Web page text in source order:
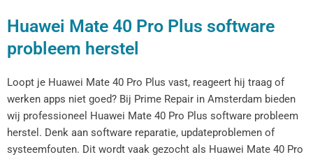
Huawei Mate 40 Pro Plus software
probleem herstel
Loopt je Huawei Mate 40 Pro Plus vast, reageert hij traag of
werken apps niet goed? Bij Prime Repair in Amsterdam bieden
wij professioneel Huawei Mate 40 Pro Plus software probleem
herstel. Denk aan software reparatie, updateproblemen of
systeemfouten. Dit wordt vaak gezocht als Huawei Mate 40 Pro